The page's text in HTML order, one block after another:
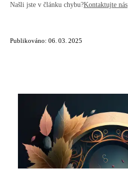
Našli jste v článku chybu?Kontaktujte nás
Publikováno: 06. 03. 2025